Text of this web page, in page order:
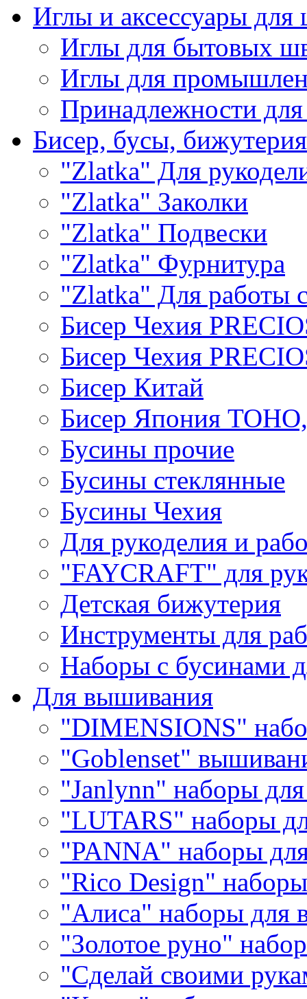
Иглы и аксессуары
Иглы для бытовых
Иглы для
Принадлежности
Бисер, бусы, бижутерия
"Zlatka" Для
"Zlatka" Заколки
"Zlatka" Подвески
"Zlatka" Фурнитура
"Zlatka" Для работы
Бисер Чехия
Бисер Чехия
Бисер Китай
Бисер Япония
Бусины прочие
Бусины стеклянные
Бусины Чехия
Для рукоделия и
"FAYCRAFT" для
Детская бижутерия
Инструменты для
Наборы с бусинами
Для вышивания
"DIMENSIONS"
"Goblenset"
"Janlynn" наборы
"LUTARS" наборы
"PANNA" наборы
"Rico Design"
"Алиса" наборы для
"Золотое руно"
"Сделай своими